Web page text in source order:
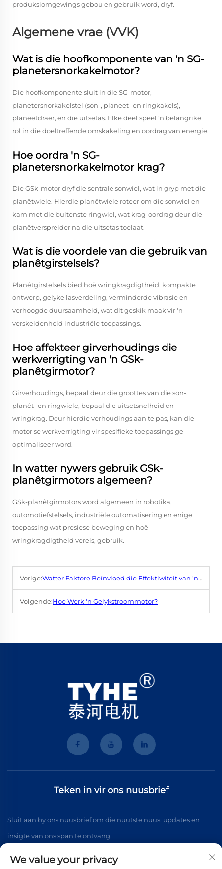
produksiomgewings gebou en gebruik word, dryf.
Algemene vrae (VVK)
Wat is die hoofkomponente van 'n SG-
planetersnorkakelmotor?
Die hoofkomponente sluit in die SG-motor,
planetersnorkakelstel (son-, planeet- en ringkakels),
planeetdraer, en die uitsetas. Elke deel speel 'n belangrike
rol in die doeltreffende omskakeling en oordrag van energie.
Hoe oordra 'n SG-
planetersnorkakelmotor krag?
Die GSk-motor dryf die sentrale sonwiel, wat in gryp met die
planêtwiele. Hierdie planêtwiele roteer om die sonwiel en
kam met die buitenste ringwiel, wat krag-oordrag deur die
planêtverspreider na die uitsetas toelaat.
Wat is die voordele van die gebruik van
planêtgirstelsels?
Planêtgirstelsels bied hoë wringkragdigtheid, kompakte
ontwerp, gelyke lasverdeling, verminderde vibrasie en
verhoogde duursaamheid, wat dit geskik maak vir 'n
verskeidenheid industriële toepassings.
Hoe affekteer girverhoudings die
werkverrigting van 'n GSk-
planêtgirmotor?
Girverhoudings, bepaal deur die groottes van die son-,
planêt- en ringwiele, bepaal die uitsetsnelheid en
wringkrag. Deur hierdie verhoudings aan te pas, kan die
motor se werkverrigting vir spesifieke toepassings ge-
optimaliseer word.
In watter nywers gebruik GSk-
planêtgirmotors algemeen?
GSk-planêtgirmotors word algemeen in robotika,
outomotiefstelsels, industriële outomatisering en enige
toepassing wat presiese beweging en hoë
wringkragdigtheid vereis, gebruik.
Vorige:Watter Faktore Beïnvloed die Effektiwiteit van 'n Gelykstroom-Planetaire Tandwielmotor?
Volgende:Hoe Werk 'n Gelykstroommotor?
Teken in vir ons nuusbrief
Sluit aan by ons nuusbrief om die nuutste nuus, updates en
insigte van ons span te ontvang.
We value your privacy